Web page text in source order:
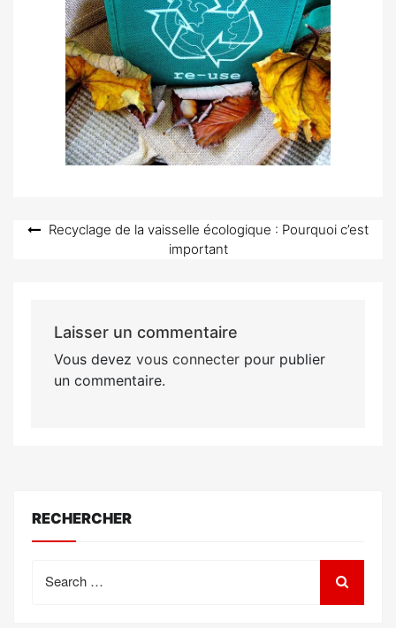
Navigation
Recyclage de la vaisselle écologique : Pourquoi c’est
important
Laisser un commentaire
Vous devez vous connecterpour publier
un commentaire.
RECHERCHER
for: